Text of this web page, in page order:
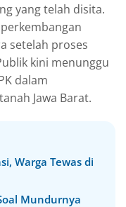
yang telah disita.
setelah proses
kini menunggu
dalam
Jawa Barat.
Warga Tewas di
Mundurnya